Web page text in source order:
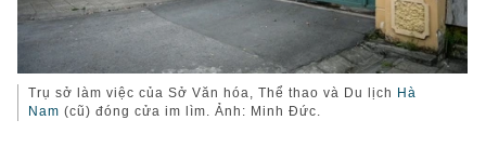
Trụ sở làm việc của Sở Văn hóa, Thể thao và Du lịch Hà
Nam (cũ) đóng cửa im lìm. Ảnh: Minh Đức.